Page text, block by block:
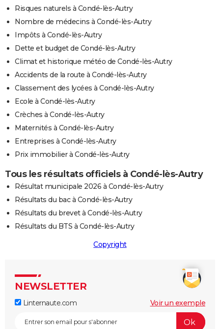
Risques naturels à Condé-lès-Autry
Nombre de médecins à Condé-lès-Autry
Impôts à Condé-lès-Autry
Dette et budget de Condé-lès-Autry
Climat et historique météo de Condé-lès-Autry
Accidents de la route à Condé-lès-Autry
Classement des lycées à Condé-lès-Autry
Ecole à Condé-lès-Autry
Crèches à Condé-lès-Autry
Maternités à Condé-lès-Autry
Entreprises à Condé-lès-Autry
Prix immobilier à Condé-lès-Autry
Tous les résultats officiels à Condé-lès-Autry
Résultat municipale 2026 à Condé-lès-Autry
Résultats du bac à Condé-lès-Autry
Résultats du brevet à Condé-lès-Autry
Résultats du BTS à Condé-lès-Autry
Copyright
NEWSLETTER
Linternaute.com Voir un exemple